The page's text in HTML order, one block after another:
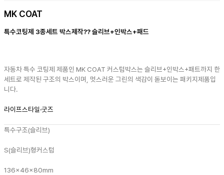
MK COAT
특수코팅제 3종세트 박스제작?? 슬리브+인박스+패드
자동차 특수 코팅제 제품인 MK COAT 커스텀박스는 슬리브+인박스+패트까지 한
세트로 제작된 구조의 박스이며, 멋스러운 그린의 색감이 돋보이는 패키지제품입
니다.
라이프스타일·굿즈
특수구조(슬리브)
S(슬리브)형커스텀
136x46x80mm